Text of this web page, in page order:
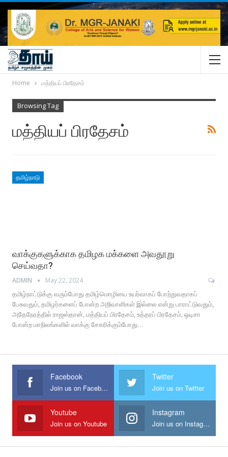
Home மத்தியப் பிரதேசம்
Browsing Tag
மத்தியப் பிரதேசம்
தமிழ்நாடு
வாக்குகளுக்காக தமிழக மக்களை அவதூறு
செய்வதா?
ADMIN May 22, 2024
தமிழ்நாட்டுக்கு வரும்போது தமிழ்மொழியை உயர்வாகப் போற்றுவதாகப்
பேசுவதும், தமிழர்களைப் போன்ற அறிவாளிகள் இல்லை என்று பாராட்டுவதும்,
அதேநேரத்தில் ராஜஸ்தான், மத்தியப் பிரதேசம், உத்தரப் பிரதேசம், ஒடிசா
போன்ற மாநிலங்களில் வாக்கு சேகரிக்கும்போது…
Facebook
Join us on Facebook
Twitter
Join us on Twitter
Youtube
Join us on Youtube
Instagram
Join us on Instagram